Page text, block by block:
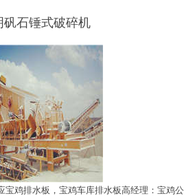
矾石锤式破碎机
宝鸡排水板，宝鸡车库排水板高经理：宝鸡公